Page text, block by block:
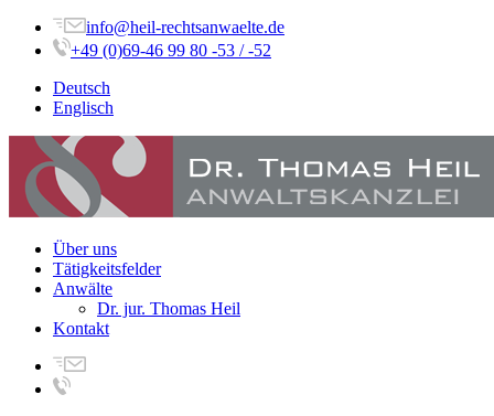
info@heil-rechtsanwaelte.de
+49 (0)69-46 99 80 -53 / -52
Deutsch
Englisch
Über uns
Tätigkeitsfelder
Anwälte
Dr. jur. Thomas Heil
Kontakt